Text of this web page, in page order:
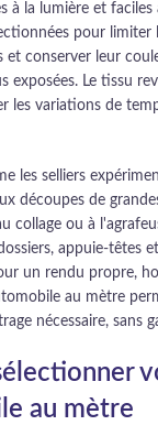
à la lumière et
pour limiter
conserver leur
exposées. Le tissu
les variations de
les selliers
découpes de
collage ou à
appuie-têtes
un rendu propre,
au mètre
nécessaire, sans
au mètre